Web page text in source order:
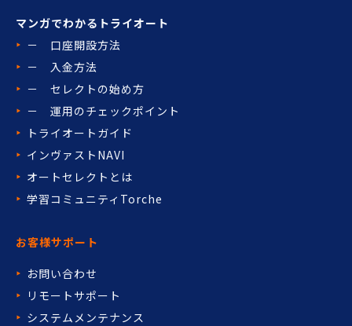
マンガでわかるトライオート
－ 口座開設方法
－ 入金方法
－ セレクトの始め方
－ 運用のチェックポイント
トライオートガイド
インヴァストNAVI
オートセレクトとは
学習コミュニティTorche
お客様サポート
お問い合わせ
リモートサポート
システムメンテナンス